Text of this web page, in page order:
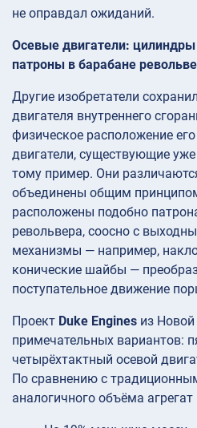
не оправдал ожиданий.
Осевые двигатели:
патроны в барабане
Другие изобретатели
двигателя внутреннего
физическое расположение
двигатели, существующие
тому пример. Они
объединены общим
расположены подобно
револьвера, соосно с
механизмы — например,
конические шайбы —
поступательное движение
Проект Duke Engines из
примечательных вариантов:
четырёхтактный осевой
По сравнению с
аналогичного объёма